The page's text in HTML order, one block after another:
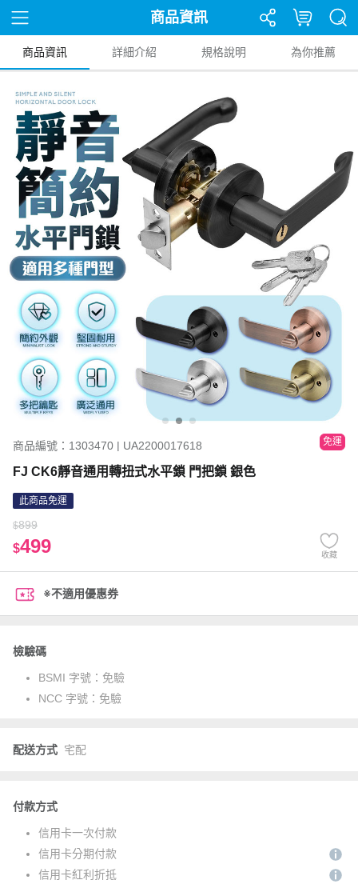
商品資訊
商品資訊 詳細介紹 規格說明 為你推薦
商品編號：1303470 | UA2200017618 免運
FJ CK6靜音通用轉扭式水平鎖 門把鎖 銀色
此商品免運
$899
$499 收藏
※不適用優惠券
檢驗碼
BSMI 字號： 免驗
NCC 字號： 免驗
配送方式 宅配
付款方式
信用卡一次付款
信用卡分期付款
信用卡紅利折抵